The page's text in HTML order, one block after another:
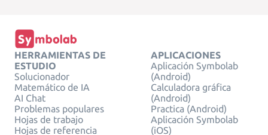
HERRAMIENTAS DE
ESTUDIO
Solucionador
Matemático de IA
AI Chat
Problemas populares
Hojas de trabajo
Hojas de referencia
APLICACIONES
Aplicación Symbolab
(Android)
Calculadora gráfica
(Android)
Practica (Android)
Aplicación Symbolab
(iOS)